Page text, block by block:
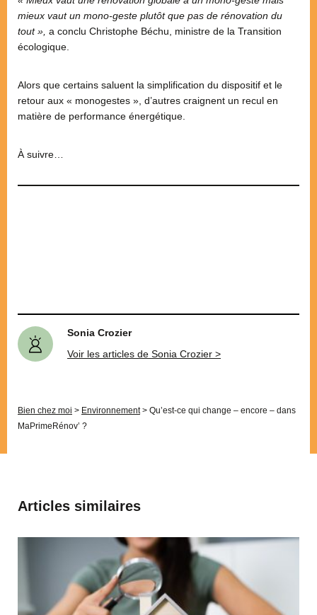
mieux vaut un mono-geste plutôt que pas de rénovation du
tout », a conclu Christophe Béchu, ministre de la Transition
écologique.
Alors que certains saluent la simplification du dispositif et le
retour aux « monogestes », d’autres craignent un recul en
matière de performance énergétique.
À suivre…
Sonia Crozier
Voir les articles de Sonia Crozier >
Bien chez moi > Environnement> Qu’est-ce qui change – encore – dans
MaPrimeRénov’ ?
Articles similaires